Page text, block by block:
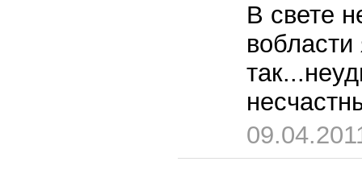
В свете